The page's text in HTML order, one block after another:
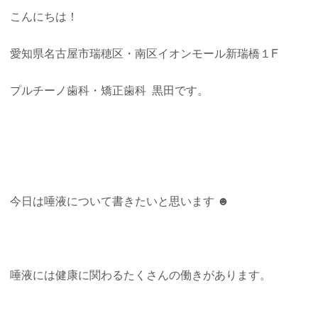
こんにちは！
愛知県名古屋市瑞穂区・南区イオンモール新瑞橋１F
プルチーノ歯科・矯正歯科 黒田です。
今日は唾液について書きたいと思います ☻
唾液には健康に関わるたくさんの働きがあります。